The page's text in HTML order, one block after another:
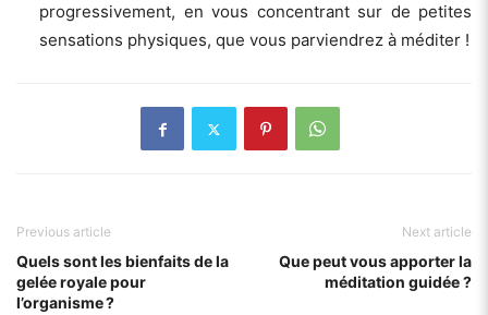
progressivement, en vous concentrant sur de petites
sensations physiques, que vous parviendrez à méditer !
Previous article
Quels sont les bienfaits de la
gelée royale pour
l’organisme ?
Next article
Que peut vous apporter la
méditation guidée ?